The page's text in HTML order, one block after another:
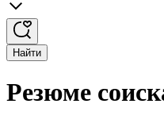
Найти
Резюме